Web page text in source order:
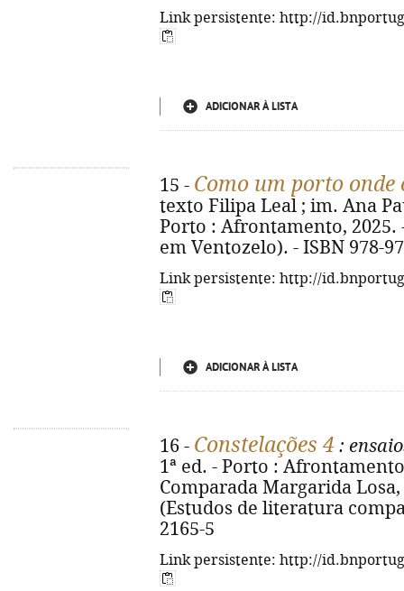
Link persistente: http://
ADICIONAR À LISTA
15 - Como um porto onde
texto Filipa Leal ; im. Ana
Porto : Afrontamento, 2025.
em Ventozelo). - ISBN 978-
Link persistente: http://
ADICIONAR À LISTA
16 - Constelações 4 :
1ª ed. - Porto :
Comparada Margarida
(Estudos de literatura
2165-5
Link persistente: http://